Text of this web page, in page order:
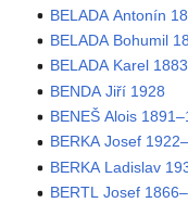
BELADA Antonín
BELADA Bohumil
BELADA Karel
BENDA Jiří 1928
BENEŠ Alois
BERKA Josef
BERKA Ladislav
BERTL Josef